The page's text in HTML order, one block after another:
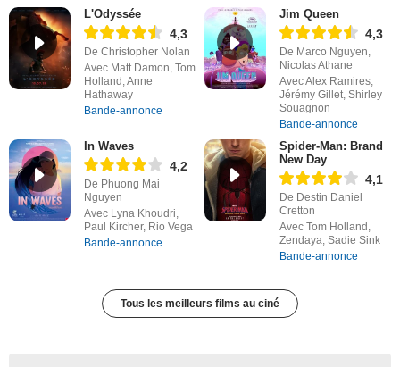
L'Odyssée
4,3
De Christopher Nolan
Avec Matt Damon, Tom
Holland, Anne
Hathaway
Bande-annonce
Jim Queen
4,3
De Marco Nguyen,
Nicolas Athane
Avec Alex Ramires,
Jérémy Gillet, Shirley
Souagnon
Bande-annonce
In Waves
4,2
De Phuong Mai
Nguyen
Avec Lyna Khoudri,
Paul Kircher, Rio Vega
Bande-annonce
Spider-Man: Brand
New Day
4,1
De Destin Daniel
Cretton
Avec Tom Holland,
Zendaya, Sadie Sink
Bande-annonce
Tous les meilleurs films au ciné